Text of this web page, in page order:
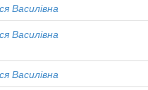
Василівна
Василівна
Василівна